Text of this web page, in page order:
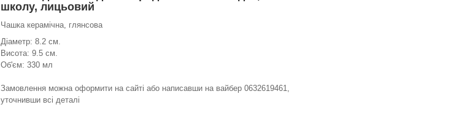
школу, лицьовий
Чашка керамічна, глянсова
Діаметр: 8.2 см.
Висота: 9.5 см.
Об'єм: 330 мл
Замовлення можна оформити на сайті або написавши на вайбер 0632619461,
уточнивши всі деталі